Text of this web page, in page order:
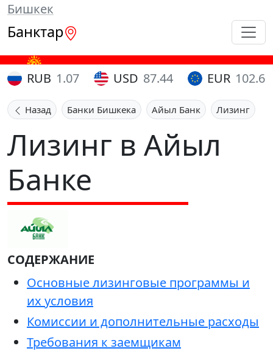
Бишкек
Банктар
RUB 1.07 USD 87.44 EUR 102.65
Назад Банки Бишкека Айыл Банк Лизинг
Лизинг в Айыл
Банке
СОДЕРЖАНИЕ
Основные лизинговые программы и
их условия
Комиссии и дополнительные расходы
Требования к заемщикам